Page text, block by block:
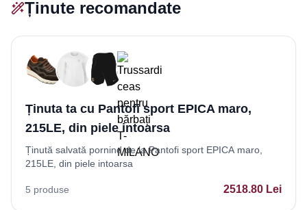
Ținute recomandate
Ținuta ta cu Pantofi sport EPICA maro,
215LE, din piele intoarsa
Ținută salvată pornind de la Pantofi sport EPICA maro,
215LE, din piele intoarsa
5 produse 2518.80 Lei